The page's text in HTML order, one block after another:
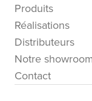
Produits
Réalisations
Distributeurs
Notre
Contact